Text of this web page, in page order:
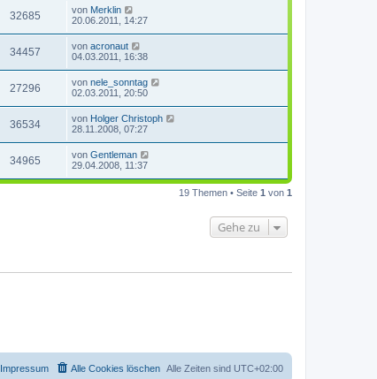
32685 von Merklin
20.06.2011, 14:27
34457 von acronaut
04.03.2011, 16:38
27296 von nele_sonntag
02.03.2011, 20:50
36534 von Holger Christoph
28.11.2008, 07:27
34965 von Gentleman
29.04.2008, 11:37
19 Themen • Seite 1 von 1
Gehe zu
Alle Zeiten sind UTC+02:00
Alle Cookies löschen
Impressum